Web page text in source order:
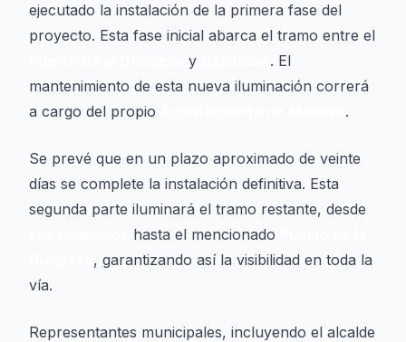
ejecutado la instalación de la primera fase del
proyecto. Esta fase inicial abarca el tramo entre el
y
. El
mantenimiento de esta nueva iluminación correrá
a cargo del propio
.
Se prevé que en un plazo aproximado de veinte
días se complete la instalación definitiva. Esta
segunda parte iluminará el tramo restante, desde
hasta el mencionado
, garantizando así la visibilidad en toda la
vía.
Representantes municipales, incluyendo el alcalde